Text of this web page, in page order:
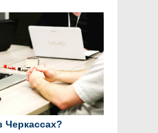
Черкассах?